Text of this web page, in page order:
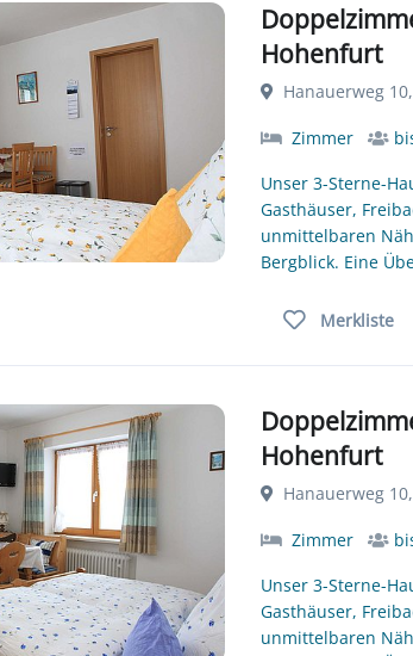
Hohenfurt
Hanauerweg
Zimmer
Unser 3-Sterne-
Gasthäuser,
unmittelbaren
Bergblick. Eine
Merkliste
Hohenfurt
Hanauerweg
Zimmer
Unser 3-Sterne-
Gasthäuser,
unmittelbaren